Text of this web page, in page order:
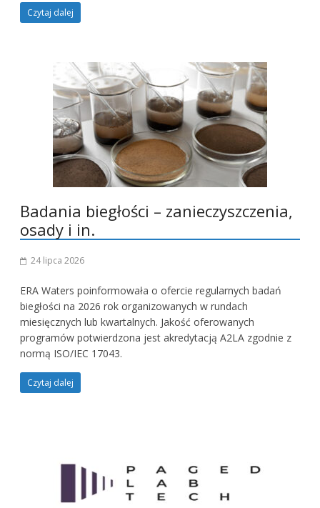
Czytaj dalej
Badania biegłości – zanieczyszczenia,
osady i in.
24 lipca 2026
ERA Waters poinformowała o ofercie regularnych badań
biegłości na 2026 rok organizowanych w rundach
miesięcznych lub kwartalnych. Jakość oferowanych
programów potwierdzona jest akredytacją A2LA zgodnie z
normą ISO/IEC 17043.
Czytaj dalej